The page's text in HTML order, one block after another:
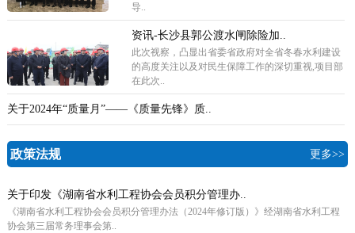
导..
资讯-长沙县郭公渡水闸除险加..
此次视察，凸显出省委省政府对全省冬春水利建设
的高度关注以及对民生保障工作的深切重视,项目部
在此次..
关于2024年“质量月”——《质量先锋》质..
政策法规 更多>>
关于印发《湖南省水利工程协会会员积分管理办..
《湖南省水利工程协会会员积分管理办法（2024年修订版）》经湖南省水利工程
协会第三届常务理事会第..